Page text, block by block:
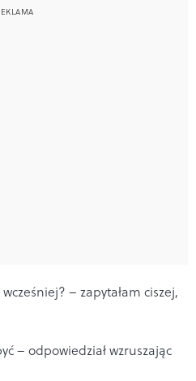
– zapytałam ciszej,
– odpowiedział wzruszając